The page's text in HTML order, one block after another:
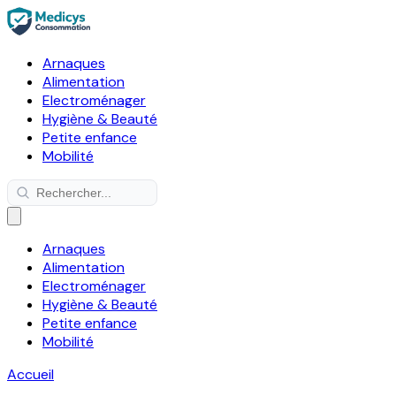
Arnaques
Alimentation
Electroménager
Hygiène & Beauté
Petite enfance
Mobilité
Arnaques
Alimentation
Electroménager
Hygiène & Beauté
Petite enfance
Mobilité
Accueil